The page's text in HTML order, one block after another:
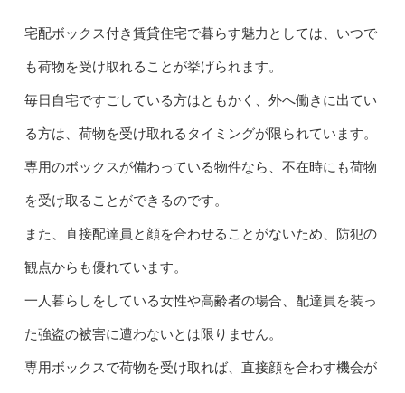
宅配ボックス付き賃貸住宅で暮らす魅力としては、いつで
も荷物を受け取れることが挙げられます。
毎日自宅ですごしている方はともかく、外へ働きに出てい
る方は、荷物を受け取れるタイミングが限られています。
専用のボックスが備わっている物件なら、不在時にも荷物
を受け取ることができるのです。
また、直接配達員と顔を合わせることがないため、防犯の
観点からも優れています。
一人暮らしをしている女性や高齢者の場合、配達員を装っ
た強盗の被害に遭わないとは限りません。
専用ボックスで荷物を受け取れば、直接顔を合わす機会が